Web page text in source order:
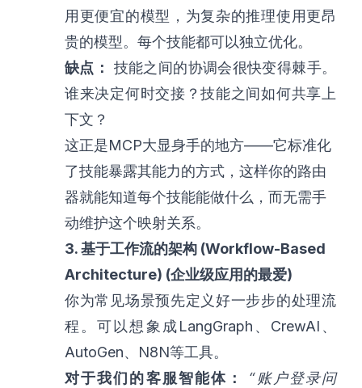
用更便宜的模型，为复杂的推理使用更昂
贵的模型。每个技能都可以独立优化。
缺点：
技能之间的协调会很快变得棘手。
谁来决定何时交接？技能之间如何共享上
下文？
这正是MCP大显身手的地方——它标准化
了技能暴露其能力的方式，这样你的路由
器就能知道每个技能能做什么，而无需手
动维护这个映射关系。
3. 基于工作流的架构 (Workflow-Based
Architecture) (企业级应用的最爱)
你为常见场景预先定义好一步步的处理流
程。可以想象成LangGraph、CrewAI、
AutoGen、N8N等工具。
对于我们的客服智能体：
“账户登录问